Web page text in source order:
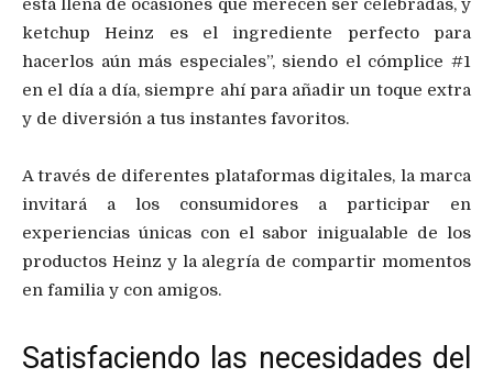
está llena de ocasiones que merecen ser celebradas, y
ketchup Heinz es el ingrediente perfecto para
hacerlos aún más especiales”, siendo el cómplice #1
en el día a día, siempre ahí para añadir un toque extra
y de diversión a tus instantes favoritos.
A través de diferentes plataformas digitales, la marca
invitará a los consumidores a participar en
experiencias únicas con el sabor inigualable de los
productos Heinz y la alegría de compartir momentos
en familia y con amigos.
Satisfaciendo las necesidades del